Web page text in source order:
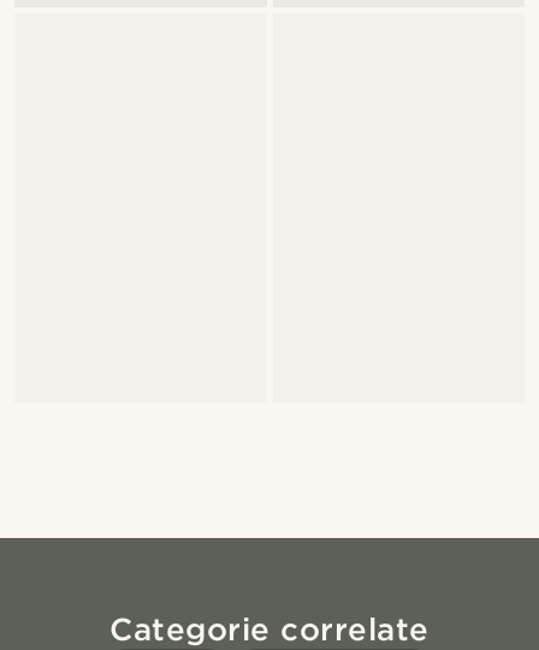
Categorie correlate